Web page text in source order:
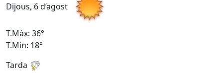
Dijous, 6 d’agost
T.Màx: 36°
T.Min: 18°
Tarda